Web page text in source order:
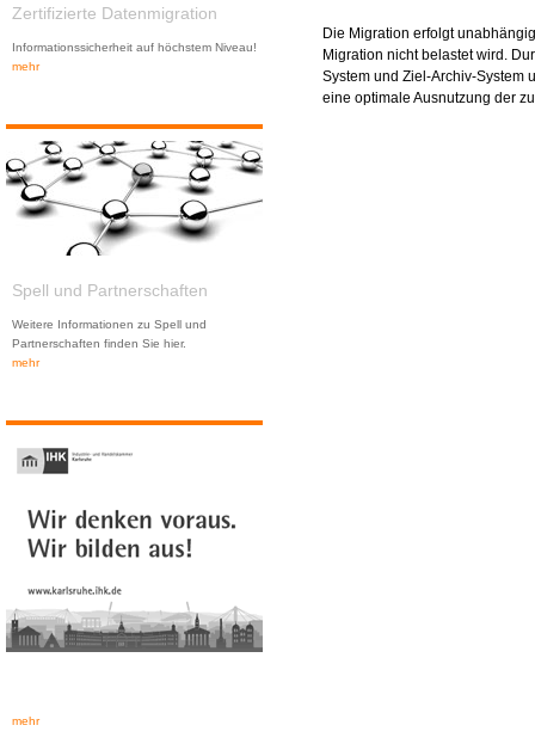
Zertifizierte Datenmigration
Informationssicherheit auf höchstem Niveau!
mehr
Spell und Partnerschaften
Weitere Informationen zu Spell und
Partnerschaften finden Sie hier.
mehr
mehr
Die Migration erfolgt
Migration nicht belastet wird.
System und Ziel-Archiv-System
eine optimale Ausnutzung der